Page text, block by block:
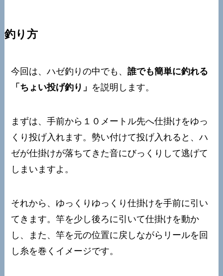
釣り方
今回は、ハゼ釣りの中でも、誰でも簡単に釣れる
「ちょい投げ釣り」 を説明します。
まずは、手前から１０メートル先へ仕掛けをゆっ
くり投げ入れます。勢い付けて投げ入れると、ハ
ゼが仕掛けが落ちてきた音にびっくりして逃げて
しまいますよ。
それから、ゆっくりゆっくり仕掛けを手前に引い
てきます。竿を少し後ろに引いて仕掛けを動か
し、また、竿を元の位置に戻しながらリールを回
し糸を巻くイメージです。